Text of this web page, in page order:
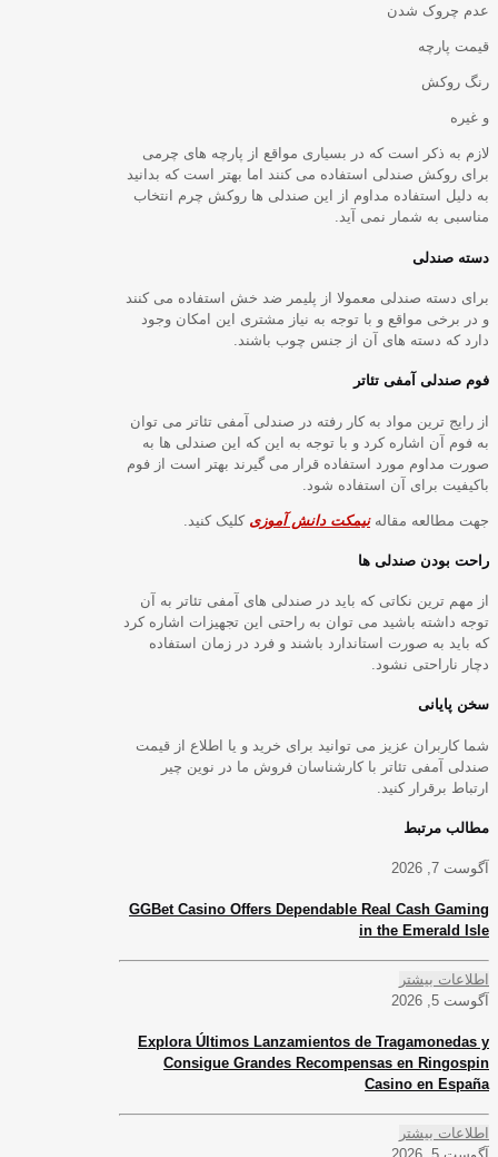
عدم چروک شدن
قیمت پارچه
رنگ روکش
و غیره
لازم به ذکر است که در بسیاری مواقع از پارچه های چرمی
برای روکش صندلی استفاده می کنند اما بهتر است که بدانید
به دلیل استفاده مداوم از این صندلی ها روکش چرم انتخاب
مناسبی به شمار نمی آید.
دسته صندلی
برای دسته صندلی معمولا از پلیمر ضد خش استفاده می کنند
و در برخی مواقع و با توجه به نیاز مشتری این امکان وجود
دارد که دسته های آن از جنس چوب باشند.
فوم صندلی آمفی تئاتر
از رایج ترین مواد به کار رفته در صندلی آمفی تئاتر می توان
به فوم آن اشاره کرد و با توجه به این که این صندلی ها به
صورت مداوم مورد استفاده قرار می گیرند بهتر است از فوم
باکیفیت برای آن استفاده شود.
جهت مطالعه مقالهنیمکت دانش آموزی کلیک کنید.
راحت بودن صندلی ها
از مهم ترین نکاتی که باید در صندلی های آمفی تئاتر به آن
توجه داشته باشید می توان به راحتی این تجهیزات اشاره کرد
که باید به صورت استاندارد باشند و فرد در زمان استفاده
دچار ناراحتی نشود.
سخن پایانی
شما کاربران عزیز می توانید برای خرید و یا اطلاع از قیمت
صندلی آمفی تئاتر با کارشناسان فروش ما در نوین چیر
ارتباط برقرار کنید.
مطالب مرتبط
آگوست 7, 2026
GGBet Casino Offers Dependable Real Cash Gaming
in the Emerald Isle
اطلاعات بیشتر
آگوست 5, 2026
Explora Últimos Lanzamientos de Tragamonedas y
Consigue Grandes Recompensas en Ringospin
Casino en España
اطلاعات بیشتر